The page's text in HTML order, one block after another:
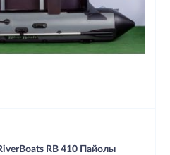
RB 410 Пайолы